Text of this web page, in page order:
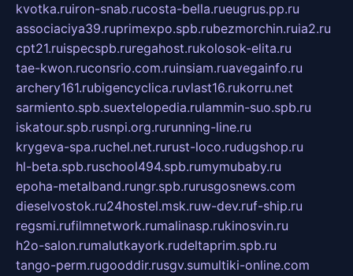
kvotka.ruiron-snab.rucosta-bella.rueugrus.pp.ru
associaciya39.ruprimexpo.spb.rubezmorchin.ruia2.ru
cpt21.ruispecspb.ruregahost.rukolosok-elita.ru
tae-kwon.ruconsrio.com.ruinsiam.ruavegainfo.ru
archery161.rubigencyclica.ruvlast16.rukorru.net
sarmiento.spb.suextelopedia.rulammin-suo.spb.ru
iskatour.spb.rusnpi.org.rurunning-line.ru
krygeva-spa.ruchel.net.rurust-loco.rudugshop.ru
hl-beta.spb.ruschool494.spb.rumymubaby.ru
epoha-metalband.rungr.spb.rurusgosnews.com
dieselvostok.ru24hostel.msk.ruw-dev.ruf-ship.ru
regsmi.rufilmnetwork.rumalinasp.rukinosvin.ru
h2o-salon.rumalutkayork.rudeltaprim.spb.ru
tango-perm.rugooddir.rusgv.sumultiki-online.com